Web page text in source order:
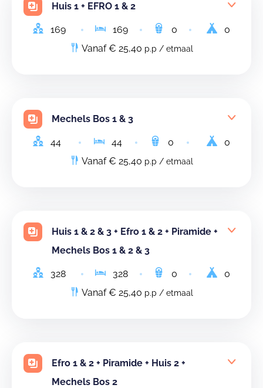
Huis 1 + EFRO 1 & 2
169 169 0
0
Vanaf € 25,40 p.p / etmaal
Mechels Bos 1 & 3
44 44 0
0
Vanaf € 25,40 p.p / etmaal
Huis 1 & 2 & 3 + Efro 1 & 2 + Piramide +
Mechels Bos 1 & 2 & 3
328 328 0
0
Vanaf € 25,40 p.p / etmaal
Efro 1 & 2 + Piramide + Huis 2 +
Mechels Bos 2